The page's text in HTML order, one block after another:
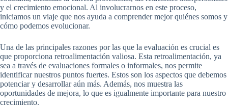
y el crecimiento emocional. Al involucrarnos en este proceso,
iniciamos un viaje que nos ayuda a comprender mejor quiénes somos y
cómo podemos evolucionar.
Una de las principales razones por las que la evaluación es crucial es
que proporciona retroalimentación valiosa. Esta retroalimentación, ya
sea a través de evaluaciones formales o informales, nos permite
identificar nuestros puntos fuertes. Estos son los aspectos que debemos
potenciar y desarrollar aún más. Además, nos muestra las
oportunidades de mejora, lo que es igualmente importante para nuestro
crecimiento.